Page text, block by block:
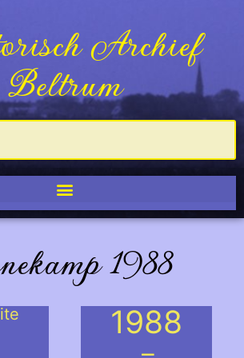
Archief
Beltrum
1988
1988